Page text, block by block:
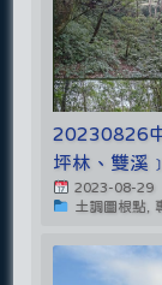
20230826
坪林、雙溪﹞
2023-08-29
土調圖根點,